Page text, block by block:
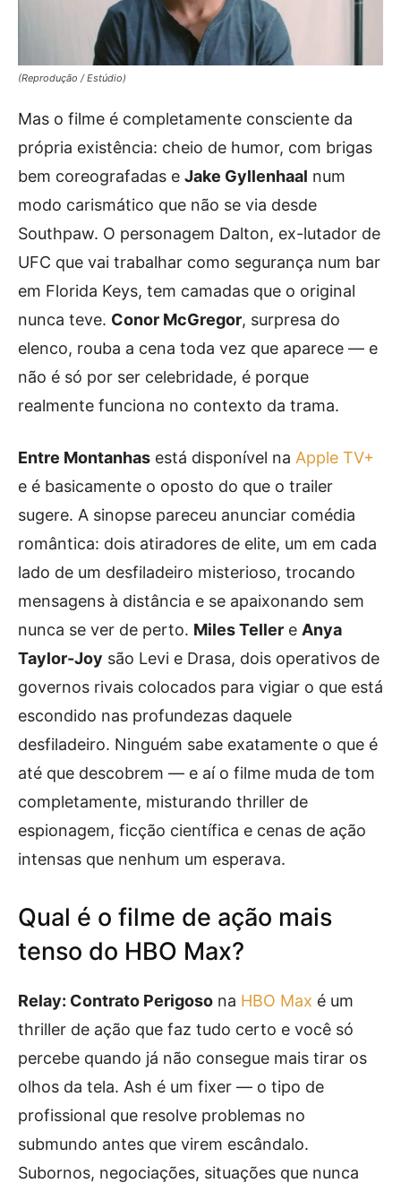
(Reprodução / Estúdio)
Mas o filme é completamente consciente da
própria existência: cheio de humor, com brigas
bem coreografadas e Jake Gyllenhaal num
modo carismático que não se via desde
Southpaw. O personagem Dalton, ex-lutador de
UFC que vai trabalhar como segurança num bar
em Florida Keys, tem camadas que o original
nunca teve. Conor McGregor, surpresa do
elenco, rouba a cena toda vez que aparece — e
não é só por ser celebridade, é porque
realmente funciona no contexto da trama.
Entre Montanhas está disponível na Apple TV+
e é basicamente o oposto do que o trailer
sugere. A sinopse pareceu anunciar comédia
romântica: dois atiradores de elite, um em cada
lado de um desfiladeiro misterioso, trocando
mensagens à distância e se apaixonando sem
nunca se ver de perto. Miles Teller e Anya
Taylor-Joy são Levi e Drasa, dois operativos de
governos rivais colocados para vigiar o que está
escondido nas profundezas daquele
desfiladeiro. Ninguém sabe exatamente o que é
até que descobrem — e aí o filme muda de tom
completamente, misturando thriller de
espionagem, ficção científica e cenas de ação
intensas que nenhum um esperava.
Qual é o filme de ação mais
tenso do HBO Max?
Relay: Contrato Perigoso na HBO Max é um
thriller de ação que faz tudo certo e você só
percebe quando já não consegue mais tirar os
olhos da tela. Ash é um fixer — o tipo de
profissional que resolve problemas no
submundo antes que virem escândalo.
Subornos, negociações, situações que nunca